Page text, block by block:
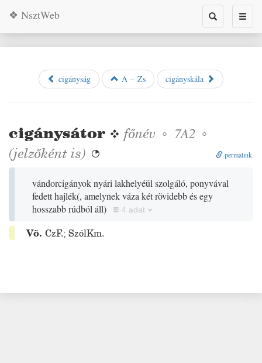
Toggle
search
❖ NsztWeb
cigányság A – Zs cigányskála
cigánysátor ❖ főnév ◦ 7A2 ◦
(jelzőként is)  permalink
vándorcigányok nyári lakhelyéül szolgáló, ponyvával
fedett hajlék(, amelynek váza két rövidebb és egy
hosszabb rúdból áll) 4 adat
Vö. CzF.; SzólKm.